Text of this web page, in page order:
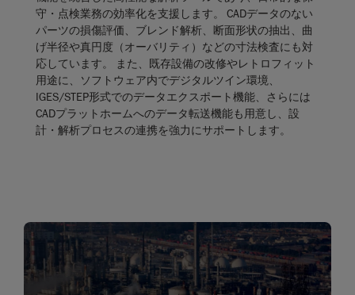
守・点検業務の効率化を支援します。 CADデータのない
パーツの損傷評価、ブレンド解析、断面形状の抽出、曲
げ半径や真円度（オーバリティ）などの寸法検査にも対
応しています。 また、既存設備の改修やレトロフィット
用途に、ソフトウェア内でデジタルツイン環境、
IGES/STEP形式でのデータエクスポート機能、さらには
CADプラットホームへのデータ転送機能も用意し、設
計・解析プロセスの連携を強力にサポートします。